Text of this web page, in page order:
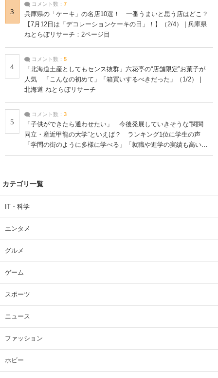
3
コメント数： 7
兵庫県の「ケーキ」の名店10選！ 一番うまいと思う店はどこ？
【7月12日は「デコレーションケーキの日」！】（2/4） | 兵庫県
ねとらぼリサーチ：2ページ目
4
コメント数： 5
「北海道土産としてもセンス抜群」六花亭の“店舗限定”お菓子が
人気 「こんなの初めて」「箱買いするべきだった」（1/2） |
北海道 ねとらぼリサーチ
5
コメント数： 3
「子供ができたら通わせたい」 今後発展していきそうな“関関
同立・産近甲龍の大学”といえば？ ランキング1位に学生の声
「学問の街のように多様に学べる」「就職や進学の実績も高い」
| 大学 ねとらぼリサーチ
カテゴリ一覧
IT・科学
エンタメ
グルメ
ゲーム
スポーツ
ニュース
ファッション
ホビー